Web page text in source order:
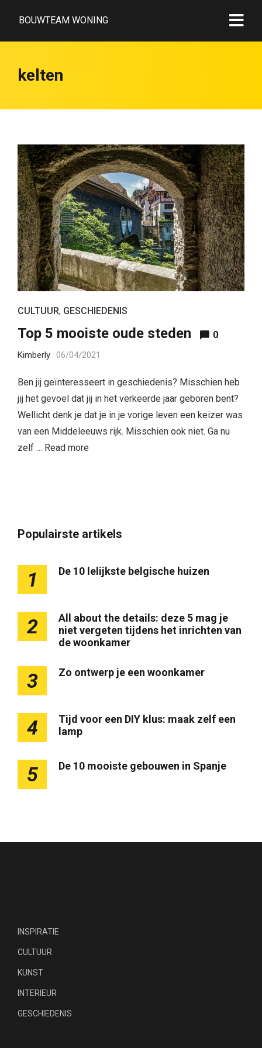
BOUWTEAM WONING
kelten
CULTUUR, GESCHIEDENIS
Top 5 mooiste oude steden 0
Kimberly 06/04/2021
Ben jij geïnteresseert in geschiedenis? Misschien heb
jij het gevoel dat jij in het verkeerde jaar geboren bent?
Wellicht denk je dat je in je vorige leven een keizer was
van een Middeleeuws rijk. Misschien ook niet. Ga nu
zelf … Read more
Populairste artikels
1 De 10 lelijkste belgische huizen
2
All about the details: deze 5 mag je
niet vergeten tijdens het inrichten van
de woonkamer
3 Zo ontwerp je een woonkamer
4
Tijd voor een DIY klus: maak zelf een
lamp
5 De 10 mooiste gebouwen in Spanje
INSPIRATIE
CULTUUR
KUNST
INTERIEUR
GESCHIEDENIS